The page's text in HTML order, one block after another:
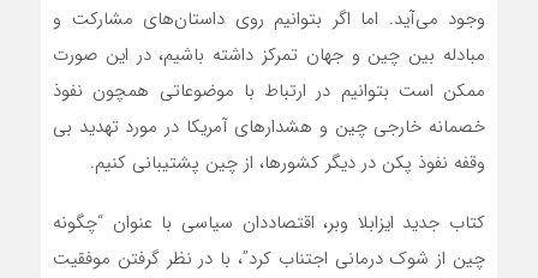
وجود می‌آید. اما اگر بتوانیم روی داستان‌های مشارکت و
مبادله بین چین و جهان تمرکز داشته باشیم، در این صورت
ممکن است بتوانیم در ارتباط با موضوعاتی همچون نفوذ
خصمانه خارجی چین و هشدار‌های آمریکا در مورد تهدید بی
وقفه نفوذ پکن در دیگر کشورها، از چین پشتیبانی کنیم.
کتاب جدید ایزابلا وبر، اقتصاددان سیاسی با عنوان “چگونه
چین از شوک درمانی اجتناب کرد”، با در نظر گرفتن موفقیت